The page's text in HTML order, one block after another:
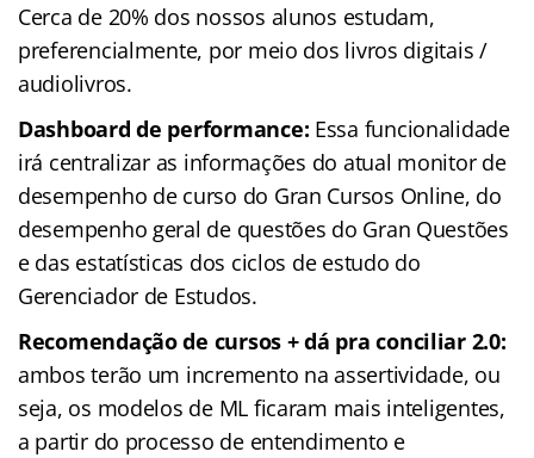
Cerca de 20% dos nossos alunos estudam,
preferencialmente, por meio dos livros digitais /
audiolivros.
Dashboard de performance: Essa funcionalidade
irá centralizar as informações do atual monitor de
desempenho de curso do Gran Cursos Online, do
desempenho geral de questões do Gran Questões
e das estatísticas dos ciclos de estudo do
Gerenciador de Estudos.
Recomendação de cursos + dá pra conciliar 2.0:
ambos terão um incremento na assertividade, ou
seja, os modelos de ML ficaram mais inteligentes,
a partir do processo de entendimento e